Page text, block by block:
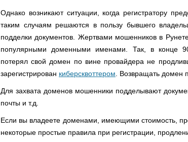
Однако возникают ситуации, когда регистратору
таким случаям решаются в пользу бывшего
подделки документов. Жертвами мошенников в
популярными доменными именами. Так, в конце
потерял свой домен по вине провайдера не
зарегистрирован киберсквоттером . Возвращать домен
Для захвата доменов мошенники подделывают
почты и т.д.
Если вы владеете доменами, имеющими стоимость,
некоторые простые правила при регистрации,